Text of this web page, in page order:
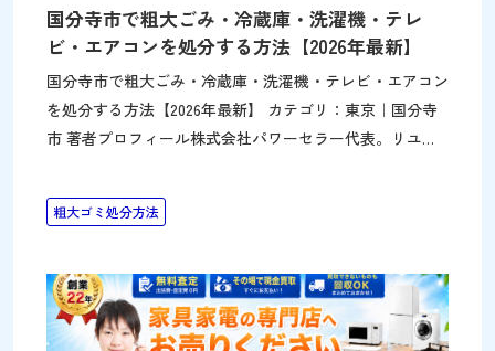
国分寺市で粗大ごみ・冷蔵庫・洗濯機・テレ
ビ・エアコンを処分する方法【2026年最新】
国分寺市で粗大ごみ・冷蔵庫・洗濯機・テレビ・エアコン
を処分する方法【2026年最新】 カテゴリ：東京｜国分寺
市 著者プロフィール株式会社パワーセラー代表。リユー
回収や遺品整理を通じて環境と社会に貢献。メディア出演
も多数。詳細はこちら 家具や家電などの粗大ごみのご処
蔵庫や家具など、どのように捨てればよいか分からず、慌
ててしまう事もあります。 このページでは、粗大ごみの
捨て方を以下のパターンに分け、実際に国分寺市ではどの
粗大ゴミ処分方法